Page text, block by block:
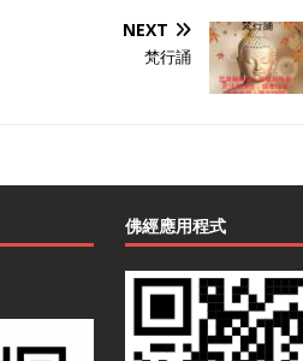
NEXT
梵行誦
佛經應用程式